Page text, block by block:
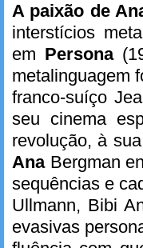
A paixão de
interstícios
em Persona
metalinguagem
franco-suíço
seu cinema
revolução, à
Ana Bergman
sequências e
Ullmann, Bibi
evasivas